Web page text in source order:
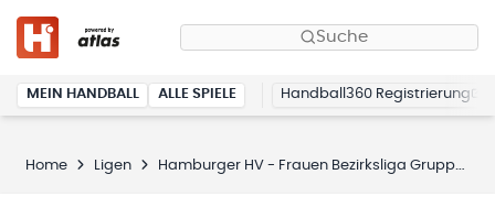
Suche
MEIN HANDBALL ALLE SPIELE Handball360 Registrierung
Home Ligen Hamburger HV - Frauen Bezirksliga Gruppe 2